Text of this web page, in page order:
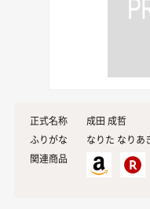
正式名称
成田 成哲
ふりがな
なりた なりあ
関連商品